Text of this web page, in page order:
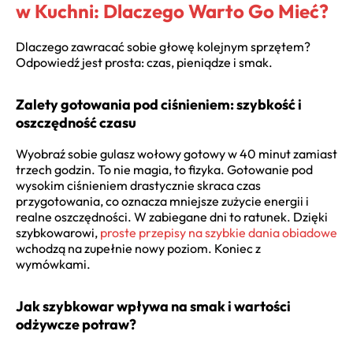
w Kuchni: Dlaczego Warto Go Mieć?
Dlaczego zawracać sobie głowę kolejnym sprzętem?
Odpowiedź jest prosta: czas, pieniądze i smak.
Zalety gotowania pod ciśnieniem: szybkość i
oszczędność czasu
Wyobraź sobie gulasz wołowy gotowy w 40 minut zamiast
trzech godzin. To nie magia, to fizyka. Gotowanie pod
wysokim ciśnieniem drastycznie skraca czas
przygotowania, co oznacza mniejsze zużycie energii i
realne oszczędności. W zabiegane dni to ratunek. Dzięki
szybkowarowi, proste przepisy na szybkie dania obiadowe
wchodzą na zupełnie nowy poziom. Koniec z
wymówkami.
Jak szybkowar wpływa na smak i wartości
odżywcze potraw?